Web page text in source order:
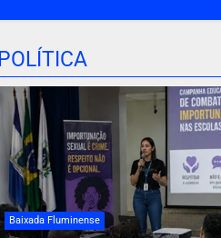
POLÍTICA
Baixada Fluminense